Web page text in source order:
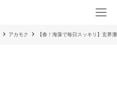
アカモク 【春！海藻で毎日スッキリ】玄界